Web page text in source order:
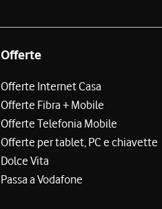
Offerte
Offerte Internet Casa
Offerte Fibra + Mobile
Offerte Telefonia Mobile
Offerte per tablet, PC e chiavette
Dolce Vita
Passa a Vodafone